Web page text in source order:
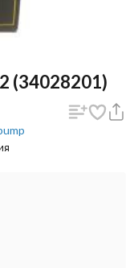
(34028201)